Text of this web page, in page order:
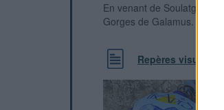
En venant de Soulatgé, ce
Gorges de Galamus.
Repères visuels